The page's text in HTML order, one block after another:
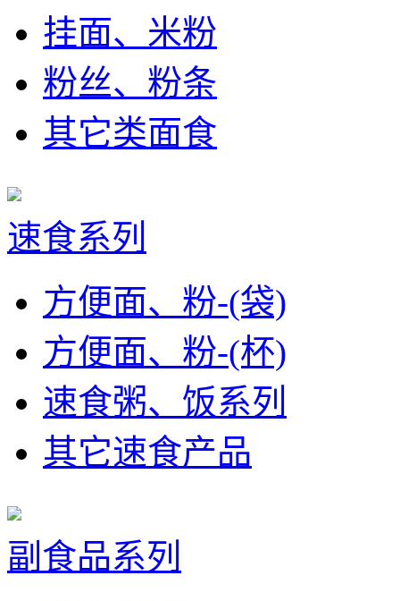
挂面、米粉
粉丝、粉条
其它类面食
速食系列
方便面、粉-(袋)
方便面、粉-(杯)
速食粥、饭系列
其它速食产品
副食品系列